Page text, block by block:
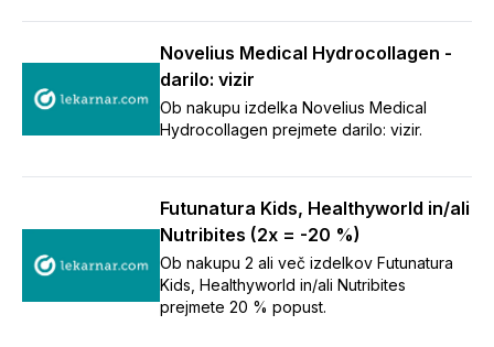
Novelius Medical Hydrocollagen -
darilo: vizir
Ob nakupu izdelka Novelius Medical
Hydrocollagen prejmete darilo: vizir.
Futunatura Kids, Healthyworld in/ali
Nutribites (2x = -20 %)
Ob nakupu 2 ali več izdelkov Futunatura
Kids, Healthyworld in/ali Nutribites
prejmete 20 % popust.